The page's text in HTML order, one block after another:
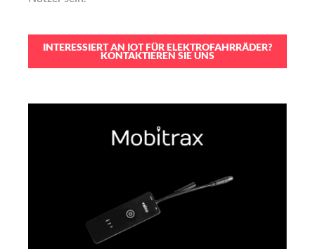
INTERESSIERT AN IOT FÜR ELEKTROFAHRRÄDER?
KONTAKTIEREN SIE UNS